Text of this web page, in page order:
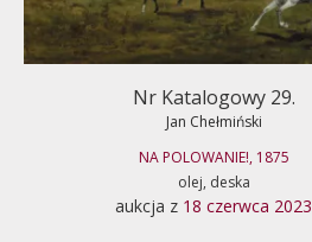
Nr Katalogowy 29.
Jan Chełmiński
NA POLOWANIE!, 1875
olej, deska
aukcja z 18 czerwca 2023